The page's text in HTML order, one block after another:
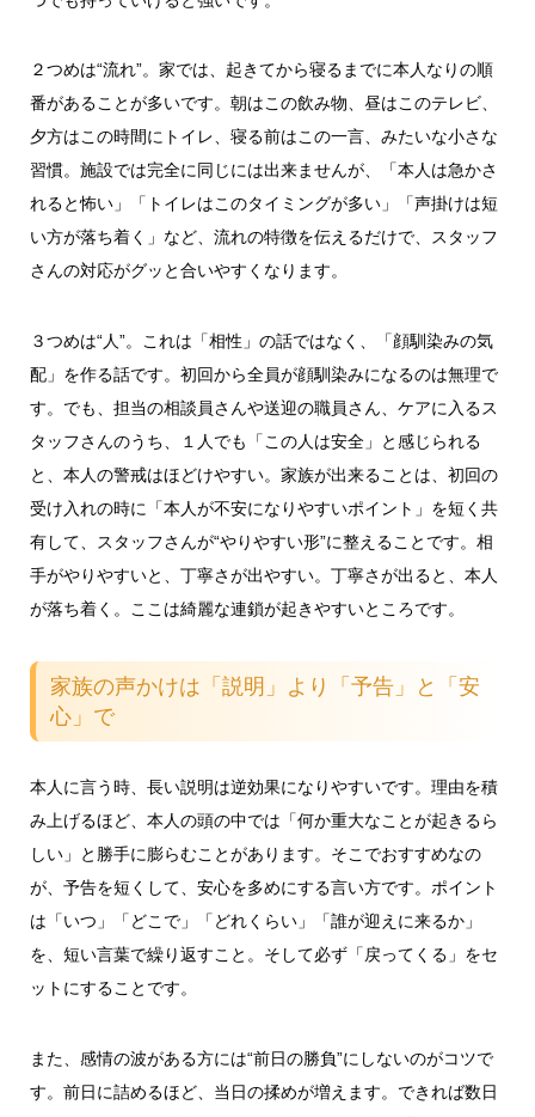
２つめは“流れ”。家では、起きてから寝るまでに本人なりの順
番があることが多いです。朝はこの飲み物、昼はこのテレビ、
夕方はこの時間にトイレ、寝る前はこの一言、みたいな小さな
習慣。施設では完全に同じには出来ませんが、「本人は急かさ
れると怖い」「トイレはこのタイミングが多い」「声掛けは短
い方が落ち着く」など、流れの特徴を伝えるだけで、スタッフ
さんの対応がグッと合いやすくなります。
３つめは“人”。これは「相性」の話ではなく、「顔馴染みの気
配」を作る話です。初回から全員が顔馴染みになるのは無理で
す。でも、担当の相談員さんや送迎の職員さん、ケアに入るス
タッフさんのうち、１人でも「この人は安全」と感じられる
と、本人の警戒はほどけやすい。家族が出来ることは、初回の
受け入れの時に「本人が不安になりやすいポイント」を短く共
有して、スタッフさんが“やりやすい形”に整えることです。相
手がやりやすいと、丁寧さが出やすい。丁寧さが出ると、本人
が落ち着く。ここは綺麗な連鎖が起きやすいところです。
家族の声かけは「説明」より「予告」と「安
心」で
本人に言う時、長い説明は逆効果になりやすいです。理由を積
み上げるほど、本人の頭の中では「何か重大なことが起きるら
しい」と勝手に膨らむことがあります。そこでおすすめなの
が、予告を短くして、安心を多めにする言い方です。ポイント
は「いつ」「どこで」「どれくらい」「誰が迎えに来るか」
を、短い言葉で繰り返すこと。そして必ず「戻ってくる」をセ
ットにすることです。
また、感情の波がある方には“前日の勝負”にしないのがコツで
す。前日に詰めるほど、当日の揉めが増えます。できれば数日